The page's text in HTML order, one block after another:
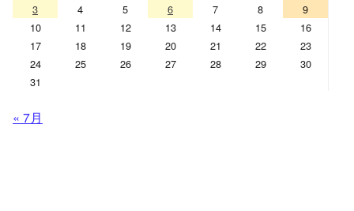
3
4 5 6 7 8
9
10
11 12 13 14 15
16
17
18 19 20 21 22
23
24
25 26 27 28 29
30
31
« 7月